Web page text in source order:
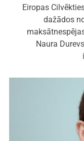
Eiropas
dažādos
Naura